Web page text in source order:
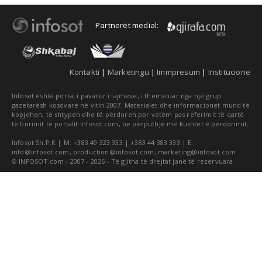
Partnerët medial:
Kontakti | Marketingu | Immpresum | Institucione
Infosot është portal i pavarur i lajmeve, i themeluar nga një grup
gazetarësh kosovarë në vitin 2007. Materialet dhe informacionet mund të
kopjohen, të shtypen dhe të përdoren por vetëm pas referimit të qartë
të burimit të portalit Infosot.com, në përputhje me kushtet e përdorimit.
Infosot Sh.P.K | M: +383 49 323 333 | +383 44 383 333 | E:
info@infosot.com , production@infosot.com , marketing@infosot.com
© INFOSOT.com - 2007 - 2026 - Të gjitha të drejtat janë të rezervuara